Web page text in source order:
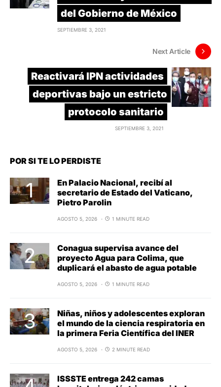
del Gobierno de México
SEPTIEMBRE 3, 2021
Next Article
Reactivará IPN actividades
deportivas bajo un estricto
protocolo sanitario
SEPTIEMBRE 3, 2021
POR SI TE LO PERDISTE
En Palacio Nacional, recibí al
secretario de Estado del Vaticano,
Pietro Parolin
AGOSTO 5, 2026 1 MINUTE READ
Conagua supervisa avance del
proyecto Agua para Colima, que
duplicará el abasto de agua potable
AGOSTO 5, 2026 1 MINUTE READ
Niñas, niños y adolescentes exploran
el mundo de la ciencia respiratoria en
la primera Feria Científica del INER
AGOSTO 5, 2026 2 MINUTE READ
ISSSTE entrega 242 camas